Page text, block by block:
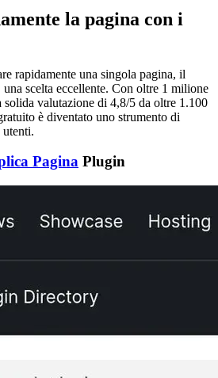
la pagina con i
rapidamente una singola pagina, il
una scelta eccellente. Con oltre 1 milione
valutazione di 4,8/5 da oltre 1.100
è diventato uno strumento di
utenti.
Pagina Plugin